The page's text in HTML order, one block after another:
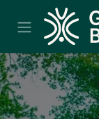
Overslaan naar